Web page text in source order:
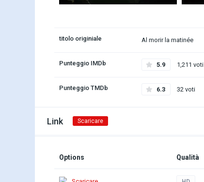
titolo originiale Al morir la matinée
Punteggio IMDb 5.9 1,211 voti
Punteggio TMDb 6.3 32 voti
Link Scaricare
Options Qualità